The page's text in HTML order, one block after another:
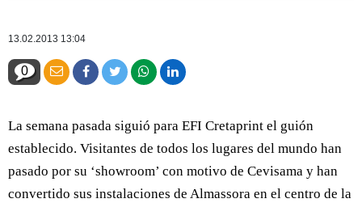
13.02.2013 13:04
0
La semana pasada siguió para EFI Cretaprint el guión
establecido. Visitantes de todos los lugares del mundo han
pasado por su ‘showroom’ con motivo de Cevisama y han
convertido sus instalaciones de Almassora en el centro de la